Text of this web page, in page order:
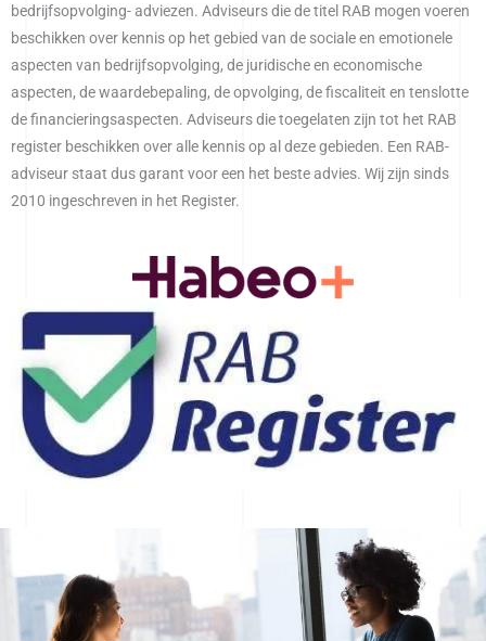
bedrijfsopvolging- adviezen. Adviseurs die de titel RAB mogen voeren
beschikken over kennis op het gebied van de sociale en emotionele
aspecten van bedrijfsopvolging, de juridische en economische
aspecten, de waardebepaling, de opvolging, de fiscaliteit en tenslotte
de financieringsaspecten. Adviseurs die toegelaten zijn tot het RAB
register beschikken over alle kennis op al deze gebieden. Een RAB-
adviseur staat dus garant voor een het beste advies. Wij zijn sinds
2010 ingeschreven in het Register.